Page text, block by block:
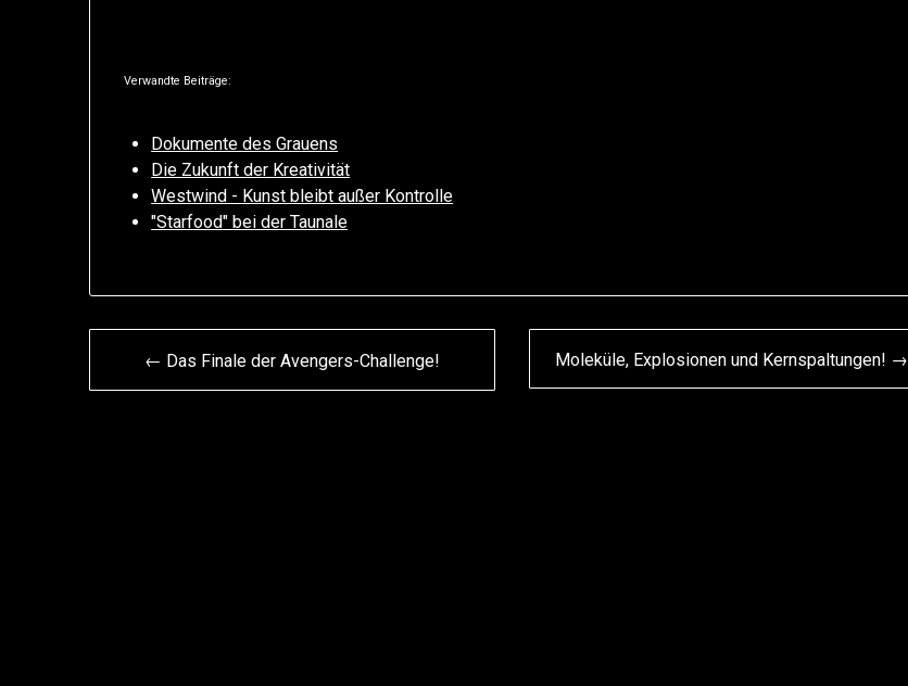
Verwandte Beiträge:
Dokumente des Grauens
Die Zukunft der Kreativität
Westwind - Kunst bleibt außer Kontrolle
"Starfood" bei der Taunale
Beitragsnavigation
← Das Finale der Avengers-Challenge! Moleküle, Explosionen und Kernspaltungen! →